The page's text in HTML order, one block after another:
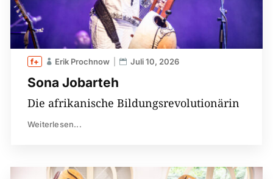
Sona Jobarteh
Erik Prochnow Juli 10, 2026
Die afrikanische Bildungsrevolutionärin
Weiterlesen...